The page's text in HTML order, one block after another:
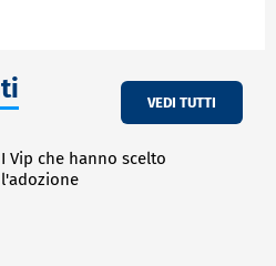
VEDI TUTTI
I Vip che hanno scelto
l'adozione